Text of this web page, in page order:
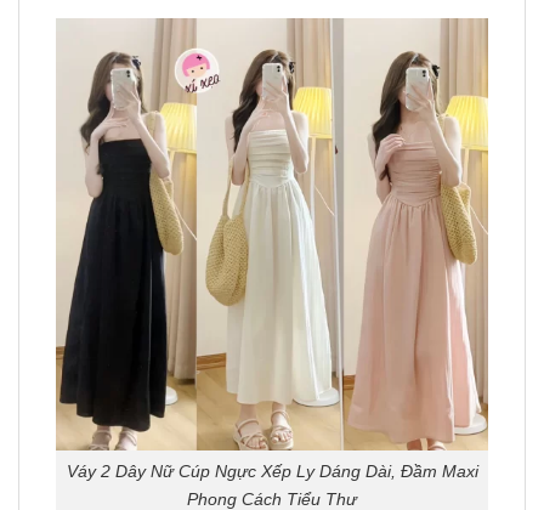
Váy 2 Dây Nữ Cúp Ngực Xếp Ly Dáng Dài, Đầm Maxi
Phong Cách Tiểu Thư